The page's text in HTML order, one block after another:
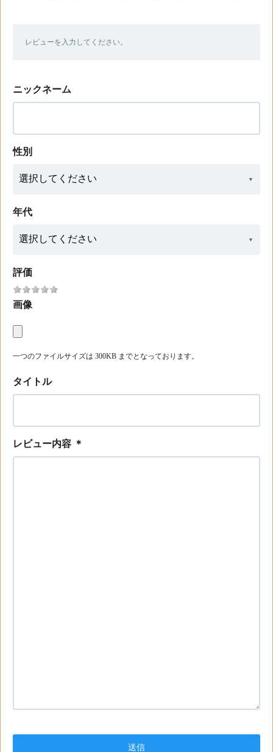
レビューを入力してください。
ニックネーム
性別
年代
評価
画像
一つのファイルサイズは 300KB までとなっております。
タイトル
レビュー内容 ＊